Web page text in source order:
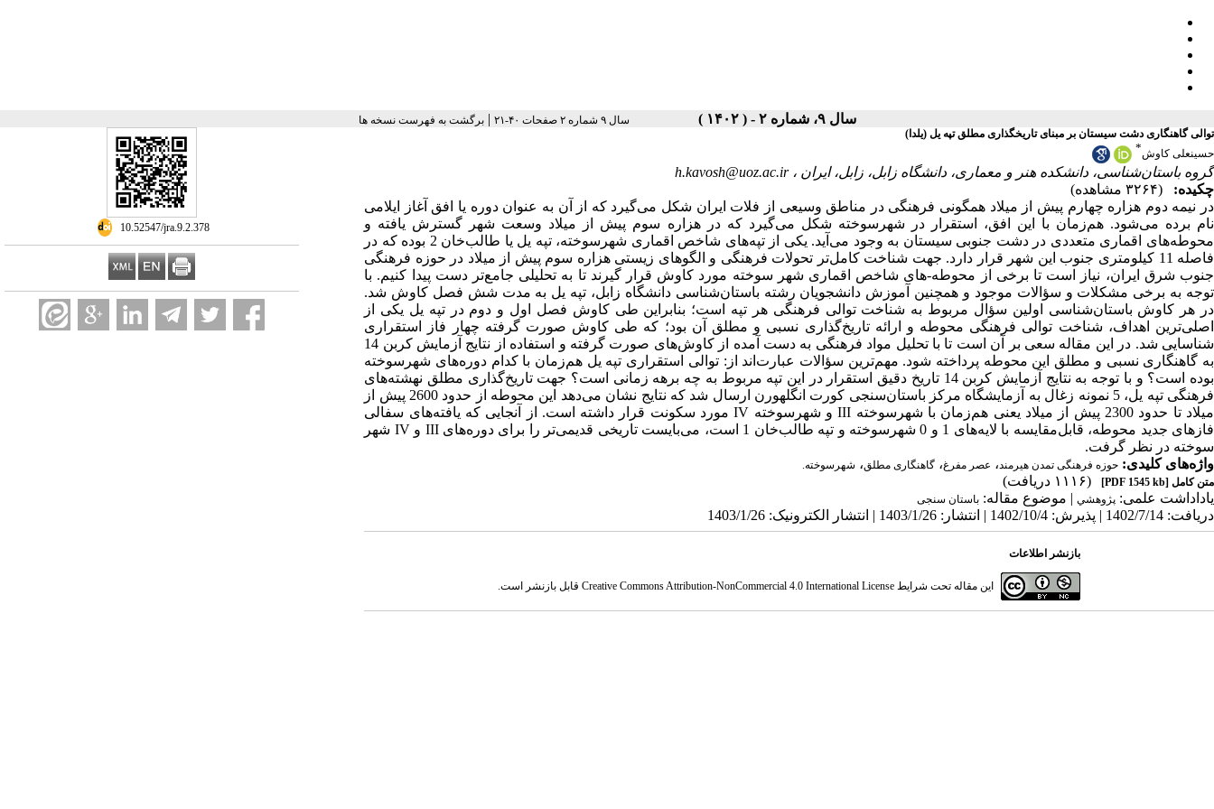
سال ۹، شماره ۲ - ( ۱۴۰۲ ) سال ۹ شماره ۲ صفحات ۴۰-۲۱ |برگشت به فهرست نسخه ها
‎ 10.52547/jra.9.2.378
توالی گاهنگاری دشت سیستان بر مبنای تاریخگذاری مطلق تپه یل (یلدا)
حسینعلی کاوش*
گروه باستان‌شناسی، دانشکده هنر و معماری، دانشگاه زابل، زابل، ایران ،h.kavosh@uoz.ac.ir
چکیده:
(۳۲۶۴ مشاهده)
در نیمه دوم هزاره چهارم پیش از میلاد همگونی فرهنگی در مناطق وسیعی از فلات ایران شکل می‌‌گیرد که از آن به‌ عنوان دوره یا افق آغاز ایلامی
نام برده می‌‌شود. هم‌زمان با این افق، استقرار در شهرسوخته شکل می‌‌گیرد که در هزاره سوم پیش از میلاد وسعت شهر گسترش یافته و
محوطه‌‌های اقماری متعددی در دشت جنوبی سیستان به وجود می‌‌آید. یکی از تپه‌‌های شاخص اقماری شهرسوخته، تپه یل یا طالب‌‌خان 2 بوده که در
فاصله 11 کیلومتری جنوب این شهر قرار دارد. جهت شناخت کامل‌‌تر تحولات فرهنگی و الگوهای زیستی هزاره سوم پیش از میلاد در حوزه فرهنگی
جنوب شرق ایران، نیاز است تا برخی از محوطه-های شاخص اقماری شهر سوخته مورد کاوش قرار گیرند تا به تحلیلی جامع‌‌تر دست پیدا کنیم. با
توجه به برخی مشکلات و سؤالات موجود و همچنین آموزش دانشجویان رشته باستان‌‌شناسی دانشگاه زابل، تپه یل به مدت شش فصل کاوش شد.
در هر کاوش باستان‌‌شناسی اولین سؤال مربوط به شناخت توالی فرهنگی هر تپه است؛ بنابراین طی کاوش فصل اول و دوم در تپه یل یکی از
اصلی‌‌ترین اهداف، شناخت توالی فرهنگی محوطه و ارائه تاریخ‌گذاری نسبی و مطلق آن بود؛ که طی کاوش صورت گرفته چهار فاز استقراری
شناسایی شد. در این مقاله سعی بر آن است تا با تحلیل مواد فرهنگی به دست آمده از کاوش‌های صورت گرفته و استفاده از نتایج آزمایش کربن 14
به گاهنگاری نسبی و مطلق این محوطه پرداخته شود. مهم‌ترین سؤالات عبارت‌اند از: توالی استقراری تپه یل هم‌زمان با کدام دوره‌‌های شهرسوخته
بوده است؟ و با توجه به نتایج آزمایش کربن 14 تاریخ دقیق استقرار در این تپه مربوط به چه برهه زمانی است؟ جهت تاریخ‌‌گذاری مطلق نهشته‌‌های
فرهنگی تپه یل، 5 نمونه زغال به آزمایشگاه مرکز باستان‌‌سنجی کورت انگلهورن ارسال شد که نتایج نشان می‌‌دهد این محوطه از حدود 2600 پیش ‌از
میلاد تا حدود 2300 پیش از میلاد یعنی هم‌زمان با شهرسوخته III و شهرسوخته IV مورد سکونت قرار داشته است. از آنجایی که یافته‌‌های سفالی
فاز‌‌های جدید محوطه، قابل‌مقایسه با لایه‌‌های 1 و 0 شهرسوخته و تپه طالب‌‌خان 1 است، می‌‌بایست تاریخی قدیمی‌‌تر را برای دوره‌‌‌‌های III و IV شهر
سوخته در نظر گرفت.
واژه‌های کلیدی: حوزه فرهنگی تمدن هیرمند ، عصر مفرغ، گاهنگاری مطلق، شهرسوخته.
متن کامل [PDF 1545 kb]
(۱۱۱۶ دریافت)
یاداداشت علمی: پژوهشي | موضوع مقاله: باستان سنجی
دریافت: 1402/7/14 | پذیرش: 1402/10/4 | انتشار: 1403/1/26 | انتشار الکترونیک: 1403/1/26
بازنشر اطلاعات
این مقاله تحت شرایط Creative Commons Attribution-NonCommercial 4.0 International Licenseقابل بازنشر است.